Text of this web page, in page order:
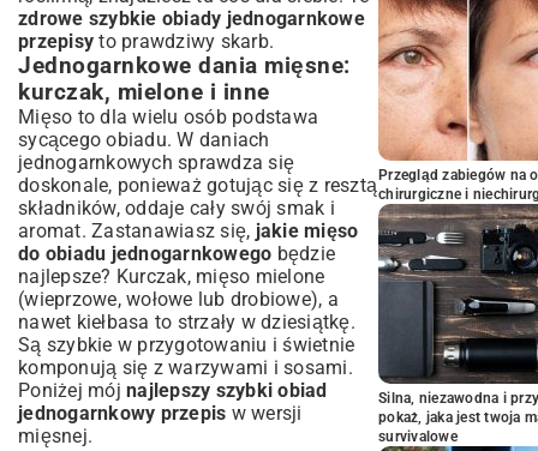
zdrowe szybkie obiady jednogarnkowe
przepisy to prawdziwy skarb.
Jednogarnkowe dania mięsne:
kurczak, mielone i inne
Mięso to dla wielu osób podstawa
sycącego obiadu. W daniach
jednogarnkowych sprawdza się
doskonale, ponieważ gotując się z resztą
składników, oddaje cały swój smak i
aromat. Zastanawiasz się, jakie mięso
do obiadu jednogarnkowego będzie
najlepsze? Kurczak, mięso mielone
(wieprzowe, wołowe lub drobiowe), a
nawet kiełbasa to strzały w dziesiątkę.
Są szybkie w przygotowaniu i świetnie
komponują się z warzywami i sosami.
Poniżej mój najlepszy szybki obiad
jednogarnkowy przepis w wersji
mięsnej.
Przegląd zabiegów na
chirurgiczne i
Silna, niezawodna i
pokaż, jaka jest twoja
survivalowe